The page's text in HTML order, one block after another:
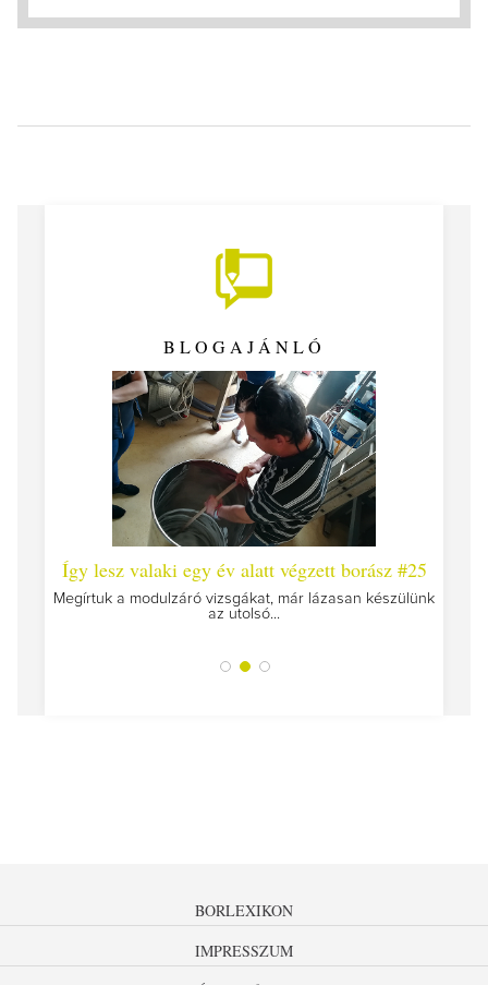
BLOGAJÁNLÓ
Így lesz valaki egy év alatt végzett borász #25
Megírtuk a modulzáró vizsgákat, már lázasan készülünk
az utolsó...
BORLEXIKON
IMPRESSZUM